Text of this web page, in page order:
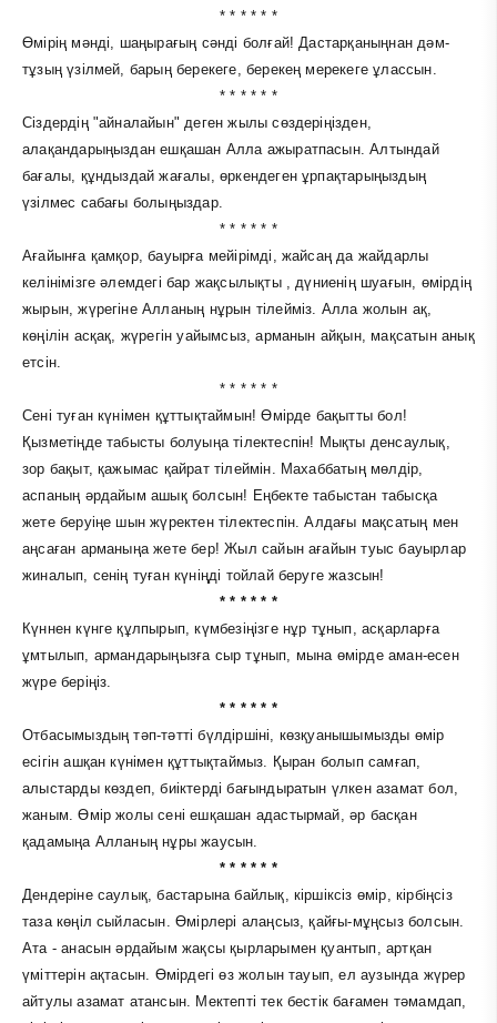
* * * * * *
Өмірің мәнді, шаңырағың сәнді болғай! Дастарқаныңнан дәм-
тұзың үзілмей, барың берекеге, берекең мерекеге ұлассын.
* * * * * *
Сіздердің "айналайын" деген жылы сөздеріңізден,
алақандарыңыздан ешқашан Алла ажыратпасын. Алтындай
бағалы, құндыздай жағалы, өркендеген ұрпақтарыңыздың
үзілмес сабағы болыңыздар.
* * * * * *
Ағайынға қамқор, бауырға мейірімді, жайсаң да жайдарлы
келінімізге әлемдегі бар жақсылықты , дүниенің шуағын, өмірдің
жырын, жүрегіне Алланың нұрын тілейміз. Алла жолын ақ,
көңілін асқақ, жүрегін уайымсыз, арманын айқын, мақсатын анық
етсін.
* * * * * *
Сені туған күнімен құттықтаймын! Өмірде бақытты бол!
Қызметіңде табысты болуыңа тілектеспін! Мықты денсаулық,
зор бақыт, қажымас қайрат тілеймін. Махаббатың мөлдір,
аспаның әрдайым ашық болсын! Еңбекте табыстан табысқа
жете беруіңе шын жүректен тілектеспін. Алдағы мақсатың мен
аңсаған арманыңа жете бер! Жыл сайын ағайын туыс бауырлар
жиналып, сенің туған күніңді тойлай беруге жазсын!
* * * * * *
Күннен күнге құлпырып, күмбезіңізге нұр тұнып, асқарларға
ұмтылып, армандарыңызға сыр тұнып, мына өмірде аман-есен
жүре беріңіз.
* * * * * *
Отбасымыздың тәп-тәтті бүлдіршіні, көзқуанышымызды өмір
есігін ашқан күнімен құттықтаймыз. Қыран болып самғап,
алыстарды көздеп, биіктерді бағындыратын үлкен азамат бол,
жаным. Өмір жолы сені ешқашан адастырмай, әр басқан
қадамыңа Алланың нұры жаусын.
* * * * * *
Дендеріне саулық, бастарына байлық, кіршіксіз өмір, кірбіңсіз
таза көңіл сыйласын. Өмірлері алаңсыз, қайғы-мұңсыз болсын.
Ата - анасын әрдайым жақсы қырларымен қуантып, артқан
үміттерін ақтасын. Өмірдегі өз жолын тауып, ел аузында жүрер
айтулы азамат атансын. Мектепті тек бестік бағамен тәмамдап,